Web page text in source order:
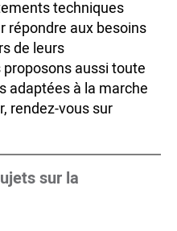
techniques
répondre aux besoins
de leurs
aussi toute
adaptées à la marche
rendez-vous sur
sur la